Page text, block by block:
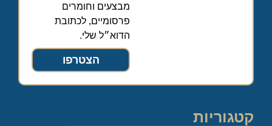
מבצעים וחומרים
פרסומיים, לכתובת
הדוא״ל שלי.
הצטרפו
קטגוריות